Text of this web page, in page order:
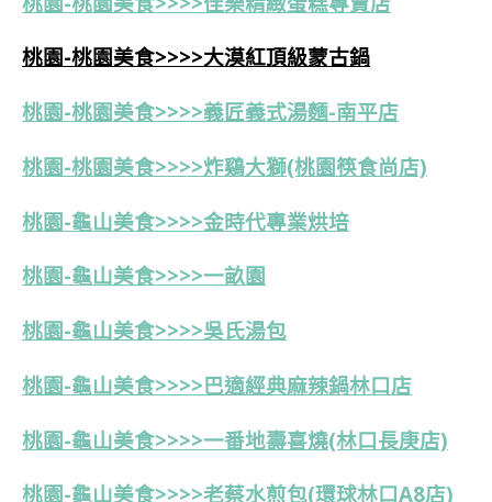
桃園-桃園美食>>>>大漠紅頂級蒙古鍋
桃園-桃園美食>>>>義匠義式湯麵-南平店
桃園-桃園美食>>>>炸鷄大獅(桃園筷食尚店)
桃園-龜山美食>>>>金時代專業烘培
桃園-龜山美食>>>>一畝園
桃園-龜山美食>>>>吳氏湯包
桃園-龜山美食>>>>巴適經典麻辣鍋林口店
桃園-龜山美食>>>>一番地壽喜燒(林口長庚店)
桃園-龜山美食>>>>老蔡水煎包(環球林口A8店)